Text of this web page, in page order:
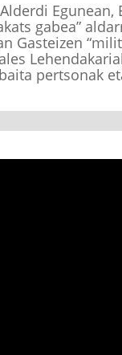
Egunean,
gabea”
Gasteizen
pertsonak